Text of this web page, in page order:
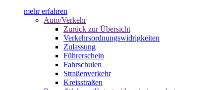
mehr erfahren
Auto/Verkehr
Zurück zur Übersicht
Verkehrsordnungswidrigkeiten
Zulassung
Führerschein
Fahrschulen
Straßenverkehr
Kreisstraßen